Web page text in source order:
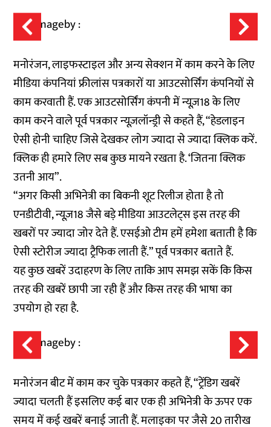
मनोरंजन, लाइफस्टाइल और अन्य सेक्शन में काम करने के लिए
मीडिया कंपनियां फ्रीलांस पत्रकारों या आउटसोर्सिंग कंपनियों से
काम करवाती हैं. एक आउटसोर्सिंग कंपनी में न्यूज़18 के लिए
काम करने वाले पूर्व पत्रकार न्यूज़लॉन्ड्री से कहते हैं, “हेडलाइन
ऐसी होनी चाहिए जिसे देखकर लोग ज्यादा से ज्यादा क्लिक करें.
क्लिक ही हमारे लिए सब कुछ मायने रखता है. ‘जितना क्लिक
उतनी आय”.
“अगर किसी अभिनेत्री का बिकनी शूट रिलीज होता है तो
एनडीटीवी, न्यूज़18 जैसे बड़े मीडिया आउटलेट्स इस तरह की
खबरों पर ज्यादा जोर देते हैं. एसईओ टीम हमें हमेशा बताती है कि
ऐसी स्टोरीज ज्यादा ट्रैफिक लाती हैं.” पूर्व पत्रकार बताते हैं.
यह कुछ खबरें उदाहरण के लिए ताकि आप समझ सकें कि किस
तरह की खबरें छापी जा रही हैं और किस तरह की भाषा का
उपयोग हो रहा है.
मनोरंजन बीट में काम कर चुके पत्रकार कहते हैं, “ट्रेंडिग खबरें
ज्यादा चलती हैं इसलिए कई बार एक ही अभिनेत्री के ऊपर एक
समय में कई खबरें बनाई जाती हैं. मलाइका पर जैसे 20 तारीख